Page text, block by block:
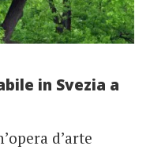
in Svezia a
d’arte